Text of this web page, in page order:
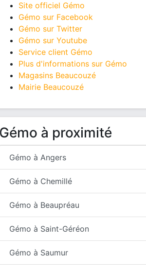
Site officiel Gémo
Gémo sur Facebook
Gémo sur Twitter
Gémo sur Youtube
Service client Gémo
Plus d'informations sur Gémo
Magasins Beaucouzé
Mairie Beaucouzé
Gémo à proximité
Gémo à Angers
Gémo à Chemillé
Gémo à Beaupréau
Gémo à Saint-Géréon
Gémo à Saumur